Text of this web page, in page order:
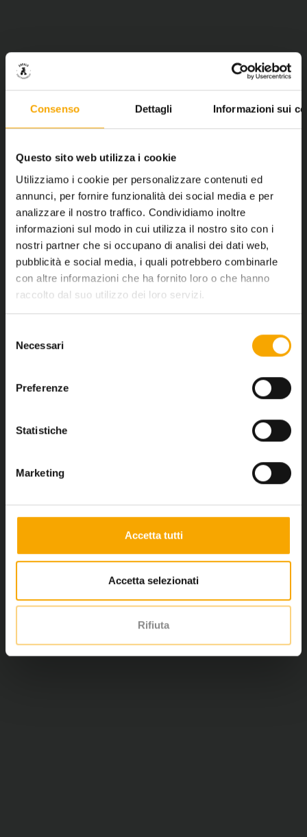
Consenso Dettagli Informazioni sui
Questo sito web utilizza i cookie
Utilizziamo i cookie per personalizzare contenuti ed
annunci, per fornire funzionalità dei social media e per
analizzare il nostro traffico. Condividiamo inoltre
informazioni sul modo in cui utilizza il nostro sito con i
nostri partner che si occupano di analisi dei dati web,
pubblicità e social media, i quali potrebbero combinarle
con altre informazioni che ha fornito loro o che hanno
raccolto dal suo utilizzo dei loro servizi.
delNecessari
Preferenze
Statistiche
Marketing
Accetta tutti
Accetta selezionati
Rifiuta
CIMA PAGANELLA VISTA SUL
LAGO DI GARDA